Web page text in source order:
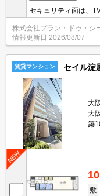
セキュリティ面は、
K・宅配ボックスなど
洗面化粧台などが揃
ります。近隣には駐
株式会社プラン・ドゥ・シ
情報更新日 2026/08/07
賃貸マンション セイル淀
大
大
築
敷